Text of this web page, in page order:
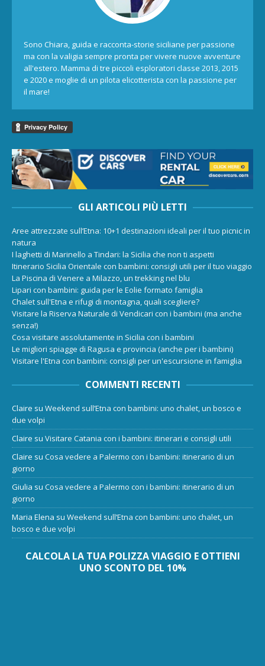
Sono Chiara, guida e racconta-storie siciliane per passione
ma con la valigia sempre pronta per vivere nuove avventure
all'estero. Mamma di tre piccoli esploratori classe 2013, 2015
e 2020 e moglie di un pilota elicotterista con la passione per
il mare!
GLI ARTICOLI PIÙ LETTI
Aree attrezzate sull’Etna: 10+1 destinazioni ideali per il tuo picnic in
natura
I laghetti di Marinello a Tindari: la Sicilia che non ti aspetti
Itinerario Sicilia Orientale con bambini: consigli utili per il tuo viaggio
La Piscina di Venere a Milazzo, un trekking nel blu
Lipari con bambini: guida per le Eolie formato famiglia
Chalet sull'Etna e rifugi di montagna, quali scegliere?
Visitare la Riserva Naturale di Vendicari con i bambini (ma anche
senza!)
Cosa visitare assolutamente in Sicilia con i bambini
Le migliori spiagge di Ragusa e provincia (anche per i bambini)
Visitare l'Etna con bambini: consigli per un'escursione in famiglia
COMMENTI RECENTI
Claire su Weekend sull’Etna con bambini: uno chalet, un bosco e
due volpi
Claire su Visitare Catania con i bambini: itinerari e consigli utili
Claire su Cosa vedere a Palermo con i bambini: itinerario di un
giorno
Giulia su Cosa vedere a Palermo con i bambini: itinerario di un
giorno
Maria Elena su Weekend sull’Etna con bambini: uno chalet, un
bosco e due volpi
CALCOLA LA TUA POLIZZA VIAGGIO E OTTIENI
UNO SCONTO DEL 10%